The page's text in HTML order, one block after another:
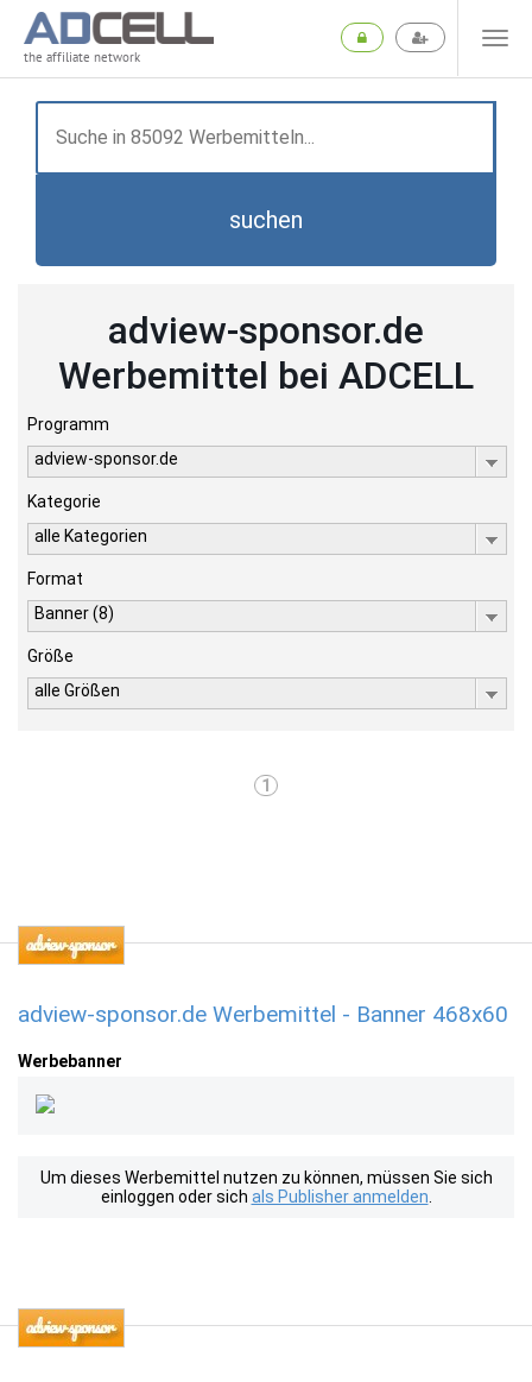
the affiliate network
suchen
adview-sponsor.de
Werbemittel bei ADCELL
Programm
adview-sponsor.de
Kategorie
alle Kategorien
Format
Banner (8)
Größe
alle Größen
1
adview-sponsor.de Werbemittel - Banner 468x60
Werbebanner
Um dieses Werbemittel nutzen zu können, müssen Sie sich
einloggen oder sich als Publisher anmelden